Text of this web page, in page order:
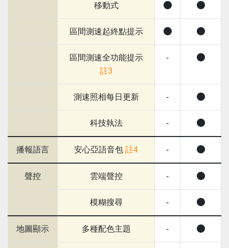
移動式
區間測速起終點提示
區間測速全功能提示
註3
-
測速照相每日更新 -
科技執法 -
播報語言 安心亞語音包 註4 -
聲控 雲端聲控 -
模糊搜尋 -
地圖顯示 多種配色主題 -